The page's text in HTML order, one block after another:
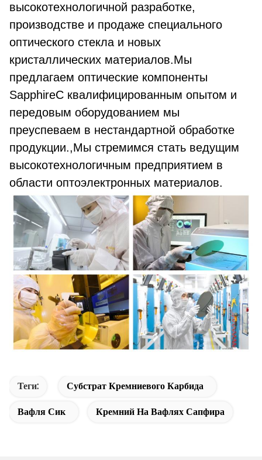
высокотехнологичной разработке,
производстве и продаже специального
оптического стекла и новых
кристаллических материалов.Мы
предлагаем оптические компоненты
SapphireС квалифицированным опытом и
передовым оборудованием мы
преуспеваем в нестандартной обработке
продукции.,Мы стремимся стать ведущим
высокотехнологичным предприятием в
области оптоэлектронных материалов.
Теги:
Субстрат Кремниевого Карбида
Вафля Сик
Кремний На Вафлях Сапфира